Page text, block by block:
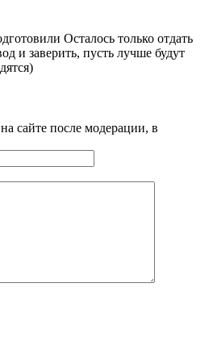
Осталось только отдать
и заверить, пусть лучше будут
сайте после модерации, в